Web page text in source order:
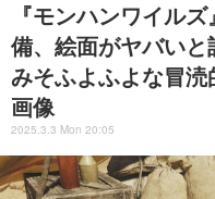
『モンハンワイル
備、絵面がヤバい
みそふよふよな冒涜
画像
2025.3.3 Mon 20:05